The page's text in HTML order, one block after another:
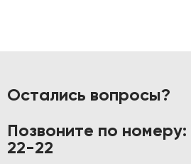
Остались вопросы?
Позвоните по номеру:
22-22